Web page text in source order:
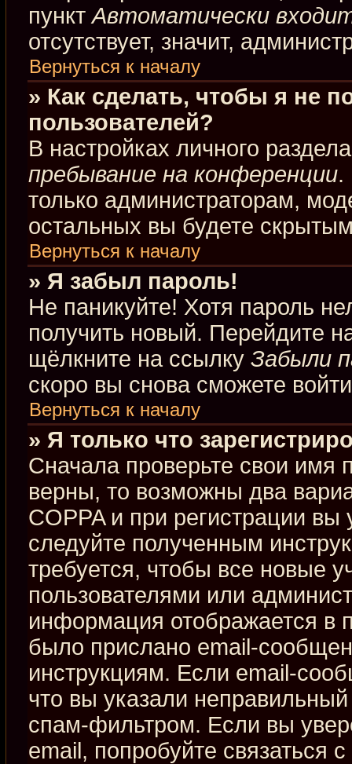
пунктАвтоматически
отсутствует, значит,
Вернуться к началу
» Как сделать, чтобы я не
пользователей?
В настройках личного
пребывание на конференции.
только администраторам,
остальных вы будете
Вернуться к началу
» Я забыл пароль!
Не паникуйте! Хотя пароль
получить новый. Перейдите
щёлкните на ссылку Забыли
скоро вы снова сможете
Вернуться к началу
» Я только что
Сначала проверьте свои имя
верны, то возможны два
COPPA и при регистрации
следуйте полученным
требуется, чтобы все новые
пользователями или
информация отображается в
было прислано email-
инструкциям. Если email-
что вы указали
спам-фильтром. Если вы
email, попробуйте связаться